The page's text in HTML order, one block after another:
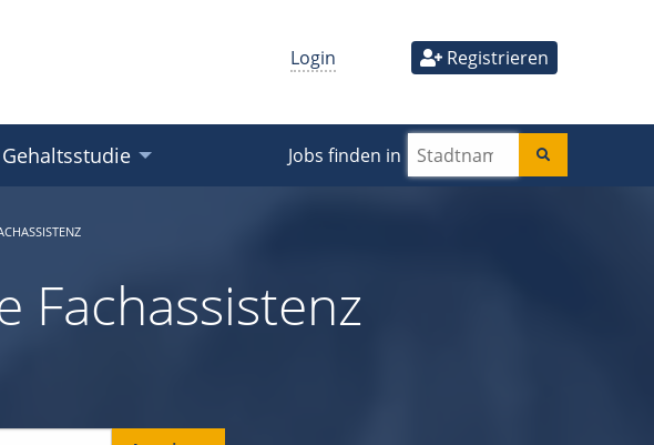
Login Registrieren
Gehaltsstudie Jobs finden in
Fachassistenz